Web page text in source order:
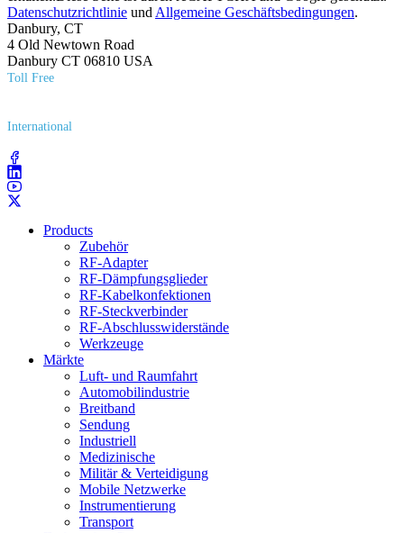
Datenschutzrichtlinie und Allgemeine Geschäftsbedingungen.
Danbury, CT
4 Old Newtown Road
Danbury CT 06810 USA
Toll Free
International
Products
Zubehör
RF-Adapter
RF-Dämpfungsglieder
RF-Kabelkonfektionen
RF-Steckverbinder
RF-Abschlusswiderstände
Werkzeuge
Märkte
Luft- und Raumfahrt
Automobilindustrie
Breitband
Sendung
Industriell
Medizinische
Militär & Verteidigung
Mobile Netzwerke
Instrumentierung
Transport